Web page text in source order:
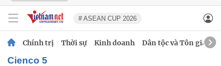
# ASEAN CUP 2026
Chính trị Thời sự Kinh doanh Dân tộc và Tôn giáo
Cienco 5